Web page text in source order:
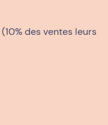
(10% des ventes leurs